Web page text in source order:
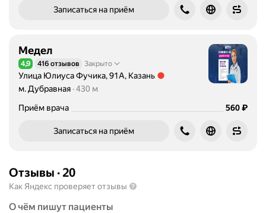
д
н
и
а
з
ы
х
Записаться на приём
Медел
Рейтинг 4,9 из 5
4,9 416 отзывов Закрыто
Улица Юлиуса Фучика, 91А, Казань
Метро м. Дубравная Расстояние 430 м
м. Дубравная 430 м
Приём врача
Цена
560₽
Записаться на приём
Отзывы · 20
Как Яндекс проверяет отзывы
О чём пишут пациенты